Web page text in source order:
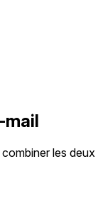
mail
les deux